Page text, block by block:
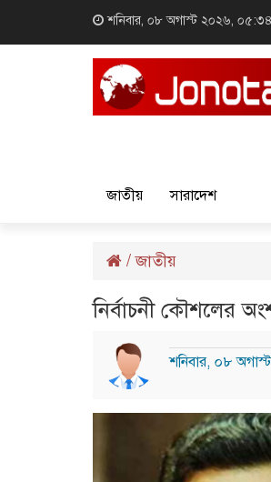
শনিবার, ০৮ অগাস্ট ২০২৬, ০৫:৩৪
জাতীয় সারাদেশ
/জাতীয়
নির্বাচনী কৌশলের
শনিবার, ০৮